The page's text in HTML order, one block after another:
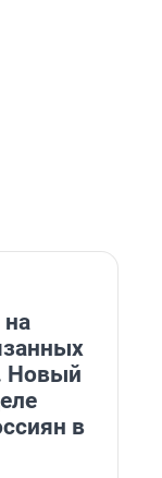
на
Новый
в